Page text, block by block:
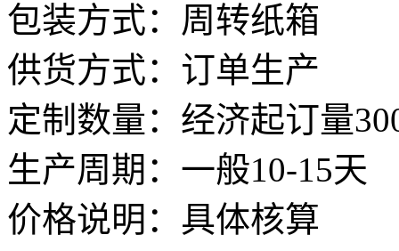
包装方式：周转纸箱
供货方式：订单生产
定制数量：经济起订量
生产周期：一般10-15天
价格说明：具体核算